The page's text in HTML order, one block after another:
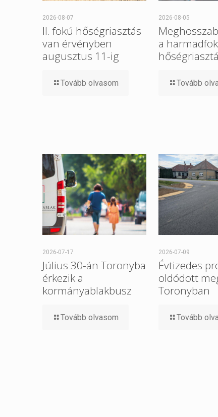
2026-08-07
II. fokú hőségriasztás
van érvényben
augusztus 11-ig
Tovább olvasom
2026-08-05
a
Tovább
2026-07-17
Július 30-án Toronyba
érkezik a
kormányablakbusz
Tovább olvasom
2026-07-09
Évtizedes
oldódott
Toronyban
Tovább